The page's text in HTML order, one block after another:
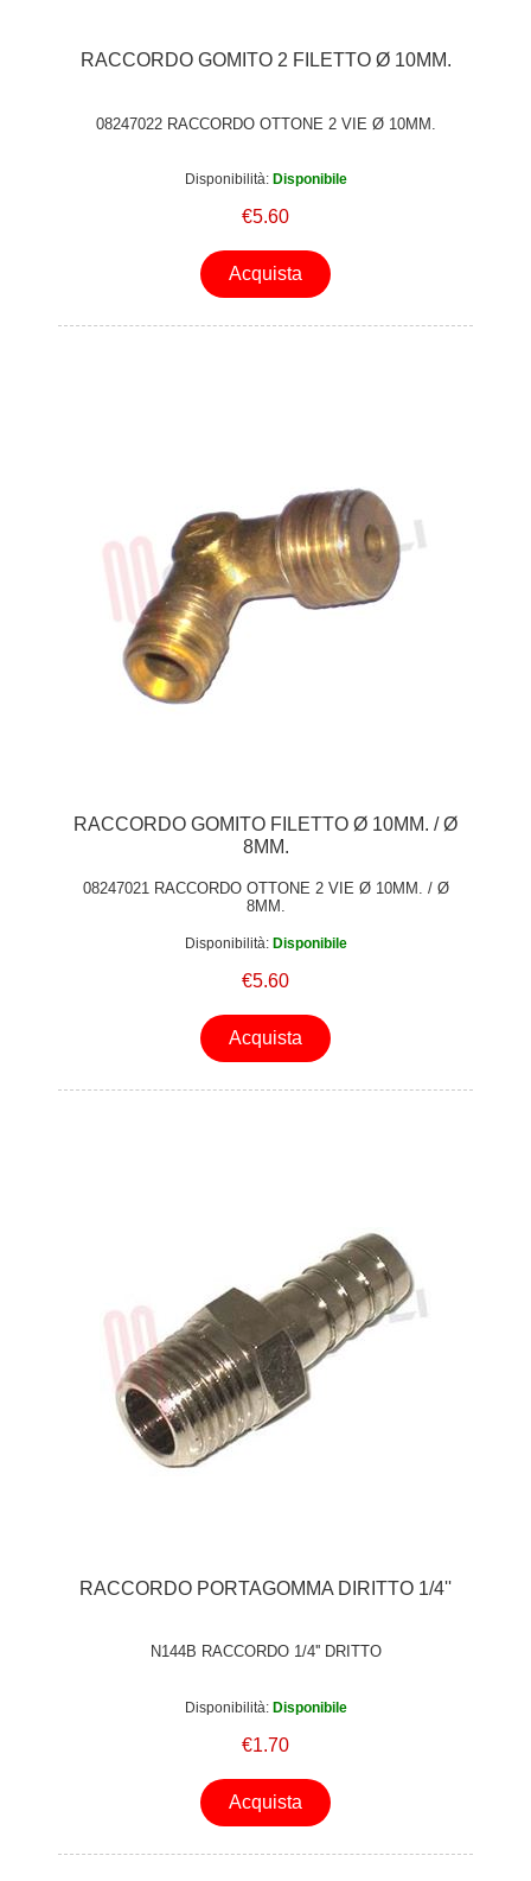
RACCORDO GOMITO 2 FILETTO Ø 10MM.
08247022 RACCORDO OTTONE 2 VIE Ø 10MM.
Disponibilità: Disponibile
€5.60
Acquista
RACCORDO GOMITO FILETTO Ø 10MM. / Ø
8MM.
08247021 RACCORDO OTTONE 2 VIE Ø 10MM. / Ø
8MM.
Disponibilità: Disponibile
€5.60
Acquista
RACCORDO PORTAGOMMA DIRITTO 1/4''
N144B RACCORDO 1/4'' DRITTO
Disponibilità: Disponibile
€1.70
Acquista